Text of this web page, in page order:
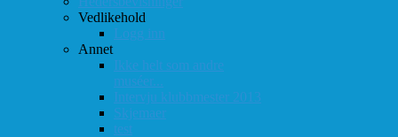
Vedlikehold
Logg inn
Annet
Ikke helt som andre
muséer...
Intervju klubbmester 2013
Skjemaer
test